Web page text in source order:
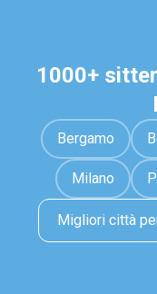
1000+
Bergamo
Milano
Migliori città